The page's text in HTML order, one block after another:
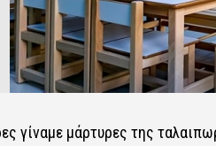
γίναμε μάρτυρες της